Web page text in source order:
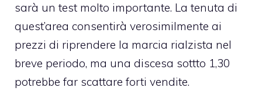
sarà un test molto importante. La tenuta di
quest’area consentirà verosimilmente ai
prezzi di riprendere la marcia rialzista nel
breve periodo, ma una discesa sottto 1,30
potrebbe far scattare forti vendite.